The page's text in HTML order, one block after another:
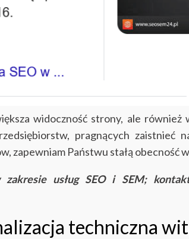
widoczność strony, ale
pragnących zaistnieć
zapewniam Państwu stałą obecność
usług SEO i SEM;
techniczna